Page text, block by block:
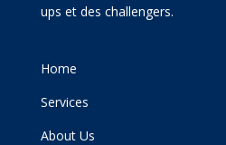
ups et des challengers.
Home
Services
About Us